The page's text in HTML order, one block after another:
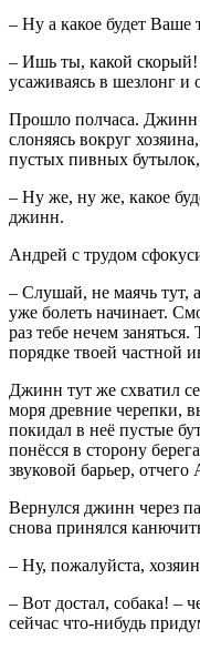
– Ну а какое будет Ваше
– Ишь ты, какой
усаживаясь в шезлонг и
Прошло полчаса. Джинн
слоняясь вокруг
пустых пивных бутылок,
– Ну же, ну же, какое
джинн.
Андрей с трудом
– Слушай, не маячь тут,
уже болеть начинает.
раз тебе нечем
порядке твоей частной
Джинн тут же схватил
моря древние черепки,
покидал в неё пустые
понёсся в сторону
звуковой барьер,
Вернулся джинн через
снова принялся
– Ну, пожалуйста,
– Вот достал, собака! –
сейчас что-нибудь